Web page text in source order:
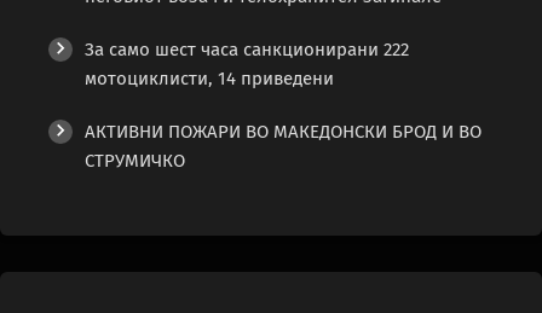
За само шест часа санкционирани 222
мотоциклисти, 14 приведени
АКТИВНИ ПОЖАРИ ВО МАКЕДОНСКИ БРОД И ВО
СТРУМИЧКО